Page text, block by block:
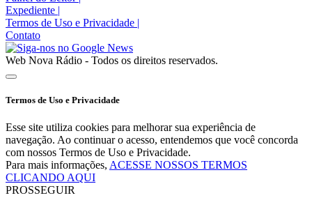
Expediente |
Termos de Uso e Privacidade |
Contato
Web Nova Rádio - Todos os direitos reservados.
Termos de Uso e Privacidade
Esse site utiliza cookies para melhorar sua experiência de
navegação. Ao continuar o acesso, entendemos que você concorda
com nossos Termos de Uso e Privacidade.
Para mais informações, ACESSE NOSSOS TERMOS
CLICANDO AQUI
PROSSEGUIR